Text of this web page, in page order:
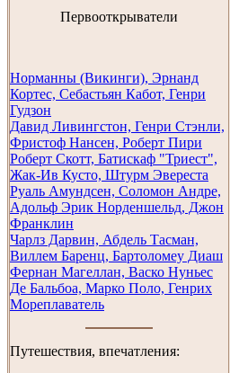
Первооткрыватели
Норманны (Викинги), Эрнанд
Кортес, Себастьян Кабот, Генри
Гудзон
Давид Ливингстон, Генри Стэнли,
Фристоф Нансен, Роберт Пири
Роберт Скотт, Батискаф "Триест",
Жак-Ив Кусто, Штурм Эвереста
Руаль Амундсен, Соломон Андре,
Адольф Эрик Норденшельд, Джон
Франклин
Чарлз Дарвин, Абдель Тасман,
Виллем Баренц, Бартоломеу Диаш
Фернан Магеллан, Васко Нуньес
Де Бальбоа, Марко Поло, Генрих
Мореплаватель
Путешествия, впечатления: